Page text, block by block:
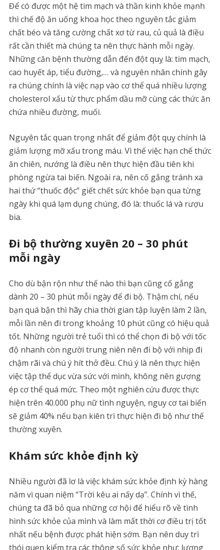
Để có được một hệ tim mạch và thần kinh khỏe mạnh
thì chế độ ăn uống khoa học theo nguyên tắc giảm
chất béo và tăng cường chất xơ từ rau, củ quả là điều
rất cần thiết mà chúng ta nên thực hành mỗi ngày.
Những căn bệnh thường dẫn đến đột quỵ là: tim mạch,
cao huyết áp, tiểu đường,… và nguyên nhân chính gây
ra chúng chính là việc nạp vào cơ thể quá nhiều lượng
cholesterol xấu từ thực phẩm dầu mỡ cùng các thức ăn
chứa nhiều đường, muối.
Nguyên tắc quan trọng nhất để giảm đột quỵ chính là
giảm lượng mỡ xấu trong máu. Vì thế việc hạn chế thức
ăn chiên, nướng là điều nên thực hiện đầu tiên khi
phòng ngừa tai biến. Ngoài ra, nên cố gắng tránh xa
hai thứ “thuốc độc” giết chết sức khỏe bạn qua từng
ngày khi quá lạm dụng chúng, đó là: thuốc lá và rượu
bia.
Đi bộ thường xuyên 20 – 30 phút
mỗi ngày
Cho dù bận rộn như thế nào thì bạn cũng cố gắng
dành 20 – 30 phút mỗi ngày để đi bộ. Thậm chí, nếu
bạn quá bận thì hãy chia thời gian tập luyện làm 2 lần,
mỗi lần nên đi trong khoảng 10 phút cũng có hiệu quả
tốt. Những người trẻ tuổi thì có thể chọn đi bộ với tốc
độ nhanh còn người trung niên nên đi bộ với nhịp đi
chậm rãi và chú ý hít thở đều. Chú ý là nên thực hiện
việc tập thể dục vừa sức với mình, không nên gượng
ép cơ thể quá mức. Theo một nghiên cứu được thực
hiện trên 40.000 phụ nữ tình nguyện, nguy cơ tai biến
sẽ giảm 40% nếu bạn kiên trì thực hiện đi bộ như thế
thường xuyên.
Khám sức khỏe định kỳ
Nhiều người đã lơ là việc khám sức khỏe định kỳ hàng
năm vì quan niệm “Trời kêu ai nấy dạ”. Chính vì thế,
chúng ta đã bỏ qua những cơ hội để hiểu rõ về tình
hình sức khỏe của mình và làm mất thời cơ điều trị tốt
nhất nếu bệnh được phát hiện sớm. Bạn nên duy trì
thói quen kiểm tra các thông số sức khỏe như: lượng